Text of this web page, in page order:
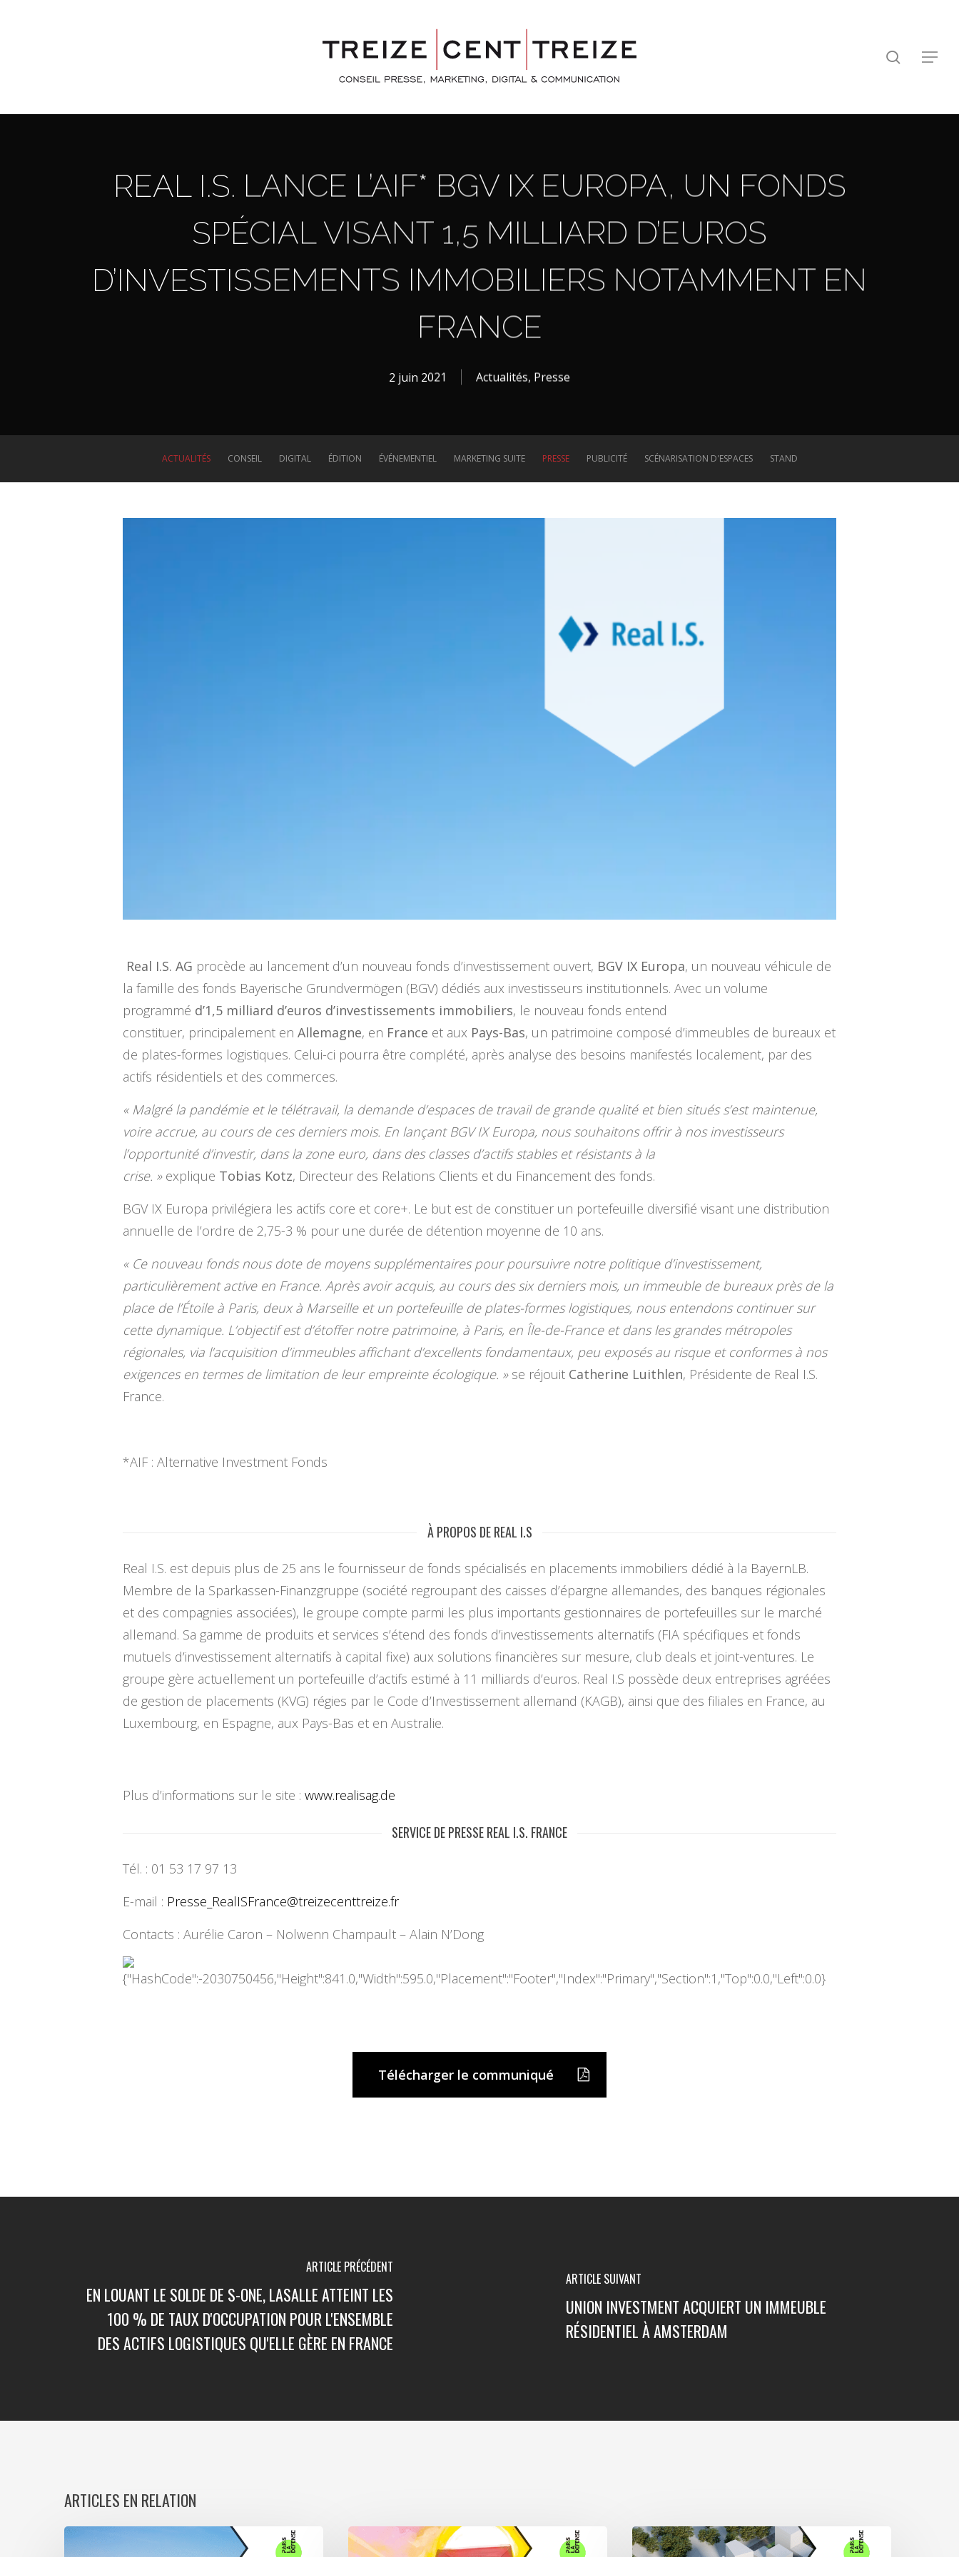
search
Menu
REAL I.S. LANCE L’AIF* BGV IX EUROPA, UN FONDS
SPÉCIAL VISANT 1,5 MILLIARD D’EUROS
D’INVESTISSEMENTS IMMOBILIERS NOTAMMENT EN
FRANCE
2 juin 2021 Actualités, Presse
ACTUALITÉS CONSEIL DIGITAL ÉDITION ÉVÉNEMENTIEL MARKETING SUITE PRESSE PUBLICITÉ SCÉNARISATION D'ESPACES STAND
Real I.S. AG procède au lancement d’un nouveau fonds d’investissement ouvert, BGV IX Europa, un nouveau véhicule de
la famille des fonds Bayerische Grundvermögen (BGV) dédiés aux investisseurs institutionnels. Avec un volume
programmé d’1,5 milliard d’euros d’investissements immobiliers, le nouveau fonds entend
constituer, principalement enAllemagne, en France et aux Pays-Bas, un patrimoine composé d’immeubles de bureaux et
de plates-formes logistiques. Celui-ci pourra être complété, après analyse des besoins manifestés localement, par des
actifs résidentiels et des commerces.
« Malgré la pandémie et le télétravail, la demande d’espaces de travail de grande qualité et bien situés s’est maintenue,
voire accrue, au cours de ces derniers mois. En lançant BGV IX Europa, nous souhaitons offrir à nos investisseurs
l’opportunité d’investir, dans la zone euro, dans des classes d’actifs stables et résistants à la
crise. » explique Tobias Kotz, Directeur des Relations Clients et du Financement des fonds.
BGV IX Europa privilégiera les actifs core et core+. Le but est de constituer un portefeuille diversifié visant une distribution
annuelle de l’ordre de 2,75-3 % pour une durée de détention moyenne de 10 ans.
« Ce nouveau fonds nous dote de moyens supplémentaires pour poursuivre notre politique d’investissement,
particulièrement active en France. Après avoir acquis, au cours des six derniers mois, un immeuble de bureaux près de la
place de l’Étoile à Paris, deux à Marseille et un portefeuille de plates-formes logistiques, nous entendons continuer sur
cette dynamique. L’objectif est d’étoffer notre patrimoine, à Paris, en Île-de-France et dans les grandes métropoles
régionales, via l’acquisition d’immeubles affichant d’excellents fondamentaux, peu exposés au risque et conformes à nos
exigences en termes de limitation de leur empreinte écologique. »se réjouit Catherine Luithlen, Présidente de Real I.S.
France.
*AIF : Alternative Investment Fonds
À PROPOS DE REAL I.S
Real I.S. est depuis plus de 25 ans le fournisseur de fonds spécialisés en placements immobiliers dédié à la BayernLB.
Membre de la Sparkassen-Finanzgruppe (société regroupant des caisses d’épargne allemandes, des banques régionales
et des compagnies associées), le groupe compte parmi les plus importants gestionnaires de portefeuilles sur le marché
allemand. Sa gamme de produits et services s’étend des fonds d’investissements alternatifs (FIA spécifiques et fonds
mutuels d’investissement alternatifs à capital fixe) aux solutions financières sur mesure, club deals et joint-ventures. Le
groupe gère actuellement un portefeuille d’actifs estimé à 11 milliards d’euros. Real I.S possède deux entreprises agréées
de gestion de placements (KVG) régies par le Code d’Investissement allemand (KAGB), ainsi que des filiales en France, au
Luxembourg, en Espagne, aux Pays-Bas et en Australie.
Plus d’informations sur le site :www.realisag.de
SERVICE DE PRESSE REAL I.S. FRANCE
Tél. : 01 53 17 97 13
E-mail : Presse_RealISFrance@treizecenttreize.fr
Contacts : Aurélie Caron – Nolwenn Champault – Alain N’Dong
Télécharger le communiqué
ARTICLE PRÉCÉDENT
EN LOUANT LE SOLDE DE S-ONE, LASALLE ATTEINT LES
100 % DE TAUX D'OCCUPATION POUR L'ENSEMBLE
DES ACTIFS LOGISTIQUES QU'ELLE GÈRE EN FRANCE
ARTICLE SUIVANT
UNION INVESTMENT ACQUIERT UN IMMEUBLE
RÉSIDENTIEL À AMSTERDAM
ARTICLES EN RELATION
Paris
La
Paris
La
Avec
5